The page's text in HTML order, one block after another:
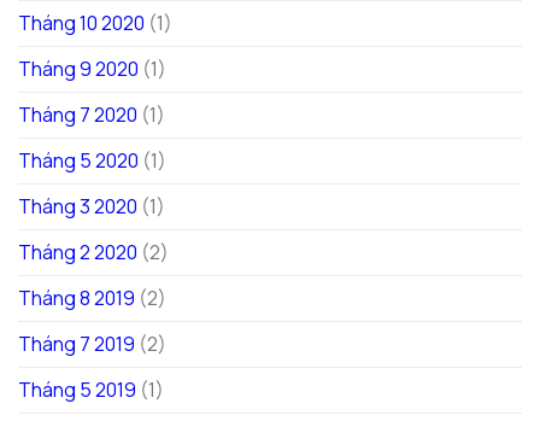
Tháng 10 2020 (1)
Tháng 9 2020 (1)
Tháng 7 2020 (1)
Tháng 5 2020 (1)
Tháng 3 2020 (1)
Tháng 2 2020 (2)
Tháng 8 2019 (2)
Tháng 7 2019 (2)
Tháng 5 2019 (1)